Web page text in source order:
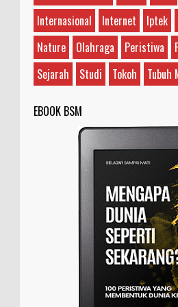
dan memiliki makna
Internasional
Internet Iptek
Nature
Olahraga Peristiwa
Sejarah
Studi Tokoh Tubuh
EBOOK BSM